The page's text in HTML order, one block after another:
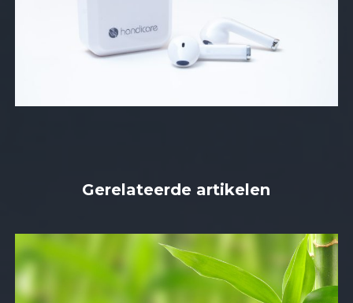
Gerelateerde artikelen